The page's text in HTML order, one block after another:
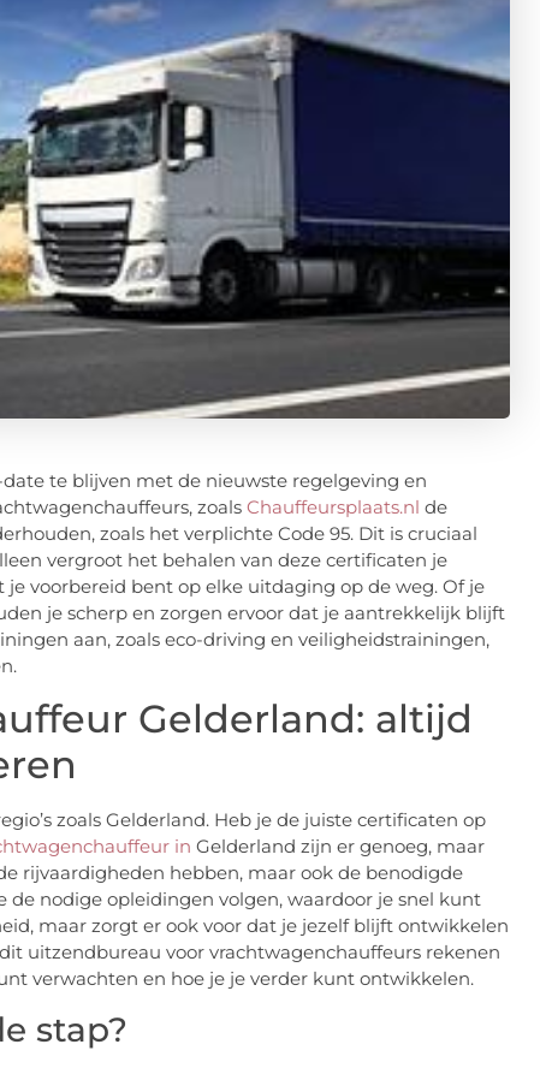
te blijven met de nieuwste regelgeving en
zoals Chauffeursplaats.nl de
zoals het verplichte Code 95. Dit is cruciaal
vergroot het behalen van deze certificaten je
voorbereid bent op elke uitdaging op de weg. Of je
je scherp en zorgen ervoor dat je aantrekkelijk blijft
aan, zoals eco-driving en veiligheidstrainingen,
Gelderland: altijd
zoals Gelderland. Heb je de juiste certificaten op
in Gelderland zijn er genoeg, maar
rijvaardigheden hebben, maar ook de benodigde
de nodige opleidingen volgen, waardoor je snel kunt
maar zorgt er ook voor dat je jezelf blijft ontwikkelen
uitzendbureau voor vrachtwagenchauffeurs rekenen
verwachten en hoe je je verder kunt ontwikkelen.
stap?